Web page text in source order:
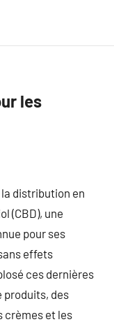
les
distribution en
(CBD), une
pour ses
effets
ces dernières
produits, des
crèmes et les